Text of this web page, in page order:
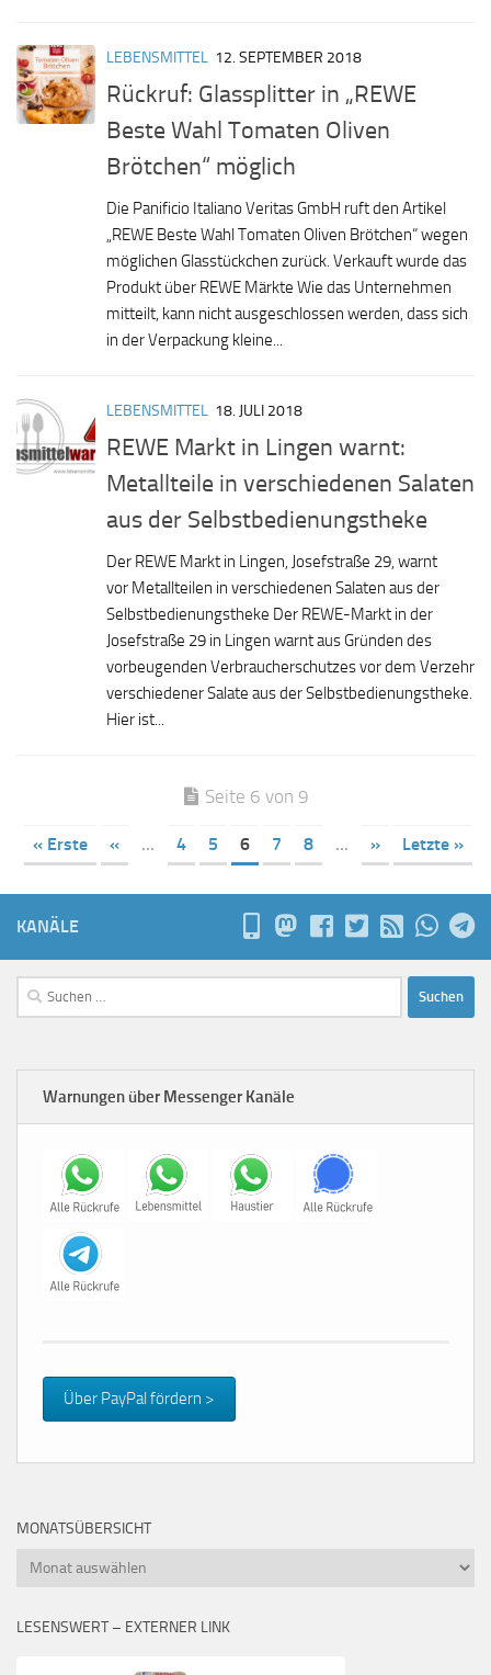
LEBENSMITTEL 12. SEPTEMBER 2018
Rückruf: Glassplitter in „REWE
Beste Wahl Tomaten Oliven
Brötchen“ möglich
Die Panificio Italiano Veritas GmbH ruft den Artikel
„REWE Beste Wahl Tomaten Oliven Brötchen“ wegen
möglichen Glasstückchen zurück. Verkauft wurde das
Produkt über REWE Märkte Wie das Unternehmen
mitteilt, kann nicht ausgeschlossen werden, dass sich
in der Verpackung kleine...
LEBENSMITTEL 18. JULI 2018
REWE Markt in Lingen warnt:
Metallteile in verschiedenen Salaten
aus der Selbstbedienungstheke
Der REWE Markt in Lingen, Josefstraße 29, warnt
vor Metallteilen in verschiedenen Salaten aus der
Selbstbedienungstheke Der REWE-Markt in der
Josefstraße 29 in Lingen warnt aus Gründen des
vorbeugenden Verbraucherschutzes vor dem Verzehr
verschiedener Salate aus der Selbstbedienungstheke.
Hier ist...
Seite 6 von 9
« Erste « ... 4 5 6 7 8 ... » Letzte »
KANÄLE
Suchen
nach:
Warnungen über Messenger Kanäle
Über PayPal fördern >
MONATSÜBERSICHT
Monatsübersicht
LESENSWERT – EXTERNER LINK